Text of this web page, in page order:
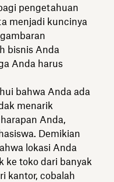
pengetahuan
menjadi kuncinya
bisnis Anda
Anda harus
bahwa Anda ada
menarik
Anda,
Demikian
lokasi Anda
ke toko dari banyak
kantor, cobalah